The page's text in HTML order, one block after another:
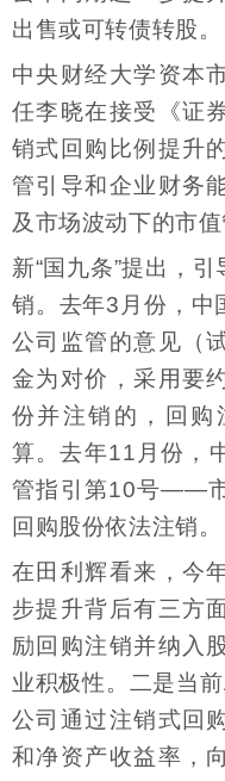
出售或可转债转股。
中央财经大学资本
任李晓在接受《证
销式回购比例提升
管引导和企业财务
及市场波动下的市值
新“国九条”提出，
销。去年3月份，中
公司监管的意见（
金为对价，采用要
份并注销的，回购
算。去年11月份，
管指引第10号——
回购股份依法注销。
在田利辉看来，今
步提升背后有三方
励回购注销并纳入
业积极性。二是当
公司通过注销式回
和净资产收益率，